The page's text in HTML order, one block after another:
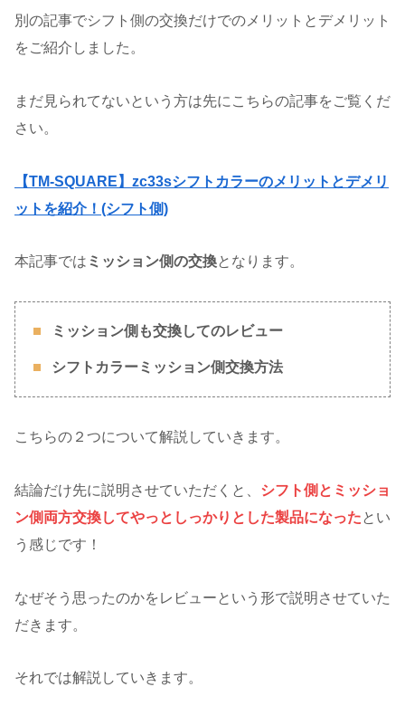
別の記事でシフト側の交換だけでのメリットとデメリット
をご紹介しました。
まだ見られてないという方は先にこちらの記事をご覧くだ
さい。
【TM-SQUARE】zc33sシフトカラーのメリットとデメリ
ットを紹介！(シフト側)
本記事では ミッション側の交換となります。
ミッション側も交換してのレビュー
シフトカラーミッション側交換方法
こちらの２つについて解説していきます。
結論だけ先に説明させていただくと、 シフト側とミッショ
ン側両方交換してやっとしっかりとした製品になった とい
う感じです！
なぜそう思ったのかをレビューという形で説明させていた
だきます。
それでは解説していきます。